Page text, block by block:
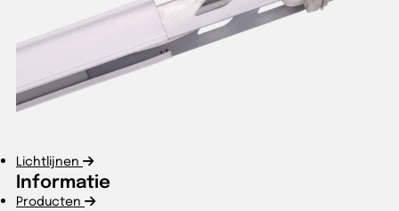
Lichtlijnen
Informatie
Producten